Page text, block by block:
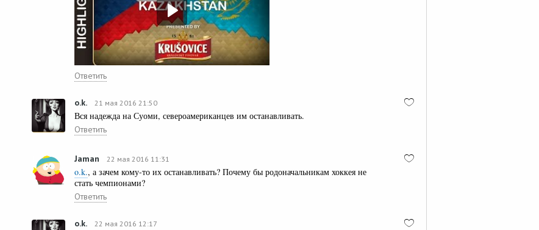
Ответить
o.k. 21 мая 2016 21:50
Вся надежда на Суоми, североамериканцев им останавливать.
Ответить
Jamаn 22 мая 2016 11:31
o.k., а зачем кому-то их останавливать? Почему бы родоначальникам хоккея не
стать чемпионами?
Ответить
o.k. 22 мая 2016 12:17